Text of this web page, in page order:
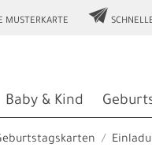
MUSTERKARTE e
Baby & Kind